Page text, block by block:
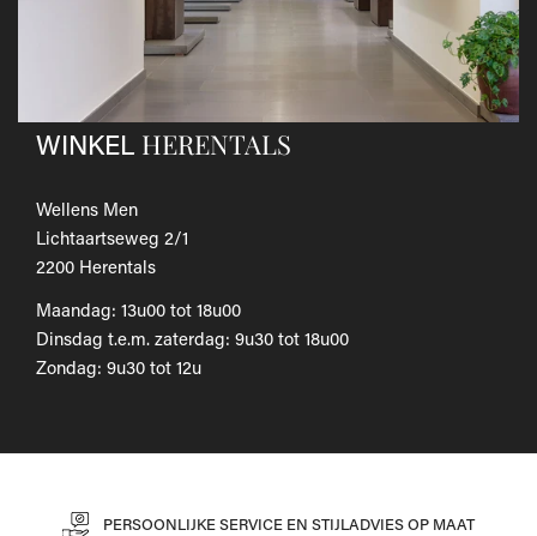
Als je het wilt omruilen voor een ander artikel, dien je een
nieuwe bestelling te plaatsen.
Voor onze uitgebreide beleid betreffende verzenden en
retourneren, raadpleeg onze Veelgestelde vragen
WINKEL HERENTALS
Wellens Men
Lichtaartseweg 2/1
2200 Herentals
Maandag: 13u00 tot 18u00
Dinsdag t.e.m. zaterdag: 9u30 tot 18u00
Zondag: 9u30 tot 12u
PERSOONLIJKE SERVICE EN STIJLADVIES OP MAAT